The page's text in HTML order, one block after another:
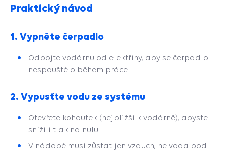
Praktický návod
1. Vypněte čerpadlo
Odpojte vodárnu od elektřiny, aby se čerpadlo
nespouštělo během práce.
2. Vypusťte vodu ze systému
Otevřete kohoutek (nejbližší k vodárně), abyste
snížili tlak na nulu.
V nádobě musí zůstat jen vzduch, ne voda pod